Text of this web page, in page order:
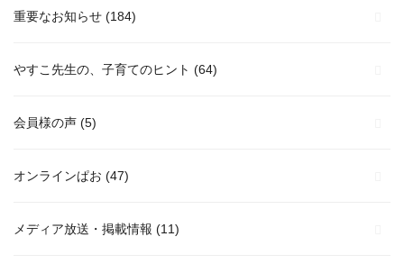
重要なお知らせ (184)
やすこ先生の、子育てのヒント (64)
会員様の声 (5)
オンラインぱお (47)
メディア放送・掲載情報 (11)